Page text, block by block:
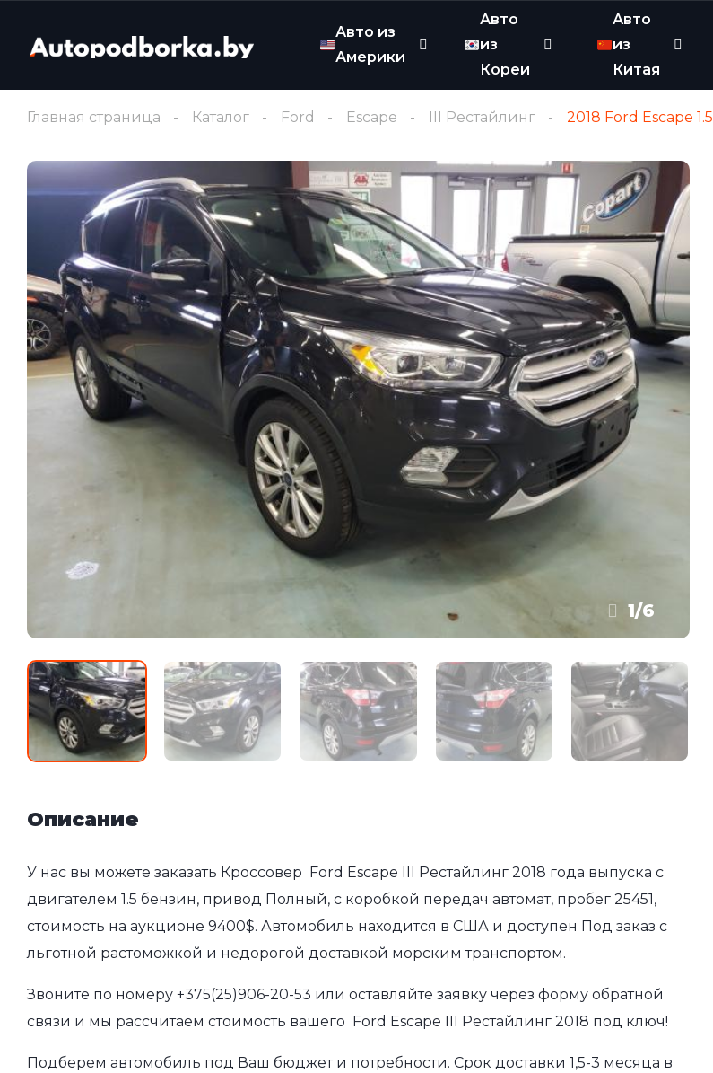
Авто из
Америки
Авто
из
Кореи
Авто
из
Китая
Главная страница Каталог Ford Escape III Рестайлинг 2018 Ford Escape 1.5
1/6
Описание
У нас вы можете заказать Кроссовер Ford Escape III Рестайлинг 2018 года выпуска с
двигателем 1.5 бензин, привод Полный, с коробкой передач автомат, пробег 25451,
стоимость на аукционе 9400$. Автомобиль находится в США и доступен Под заказ с
льготной растоможкой и недорогой доставкой морским транспортом.
Звоните по номеру +375(25)906-20-53 или оставляйте заявку через форму обратной
связи и мы рассчитаем стоимость вашего Ford Escape III Рестайлинг 2018 под ключ!
Подберем автомобиль под Ваш бюджет и потребности. Срок доставки 1,5-3 месяца в